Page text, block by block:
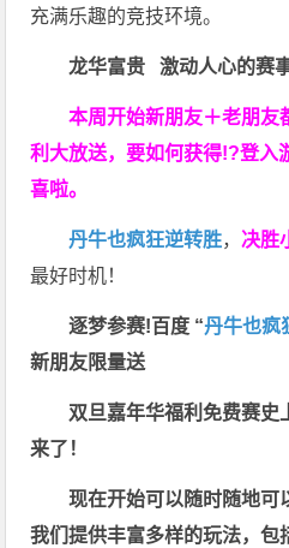
充满乐趣的竞技环境。
龙华富贵 激动人心的赛
本周开始新朋友＋老朋友
利大放送，要如何获得!?登入
喜啦。
丹牛也疯狂逆转胜， 决胜
最好时机！
逐梦参赛!百度 “丹牛也疯
新朋友限量送
双旦嘉年华福利免费赛史
来了！
现在开始可以随时随地可
我们提供丰富多样的玩法，包